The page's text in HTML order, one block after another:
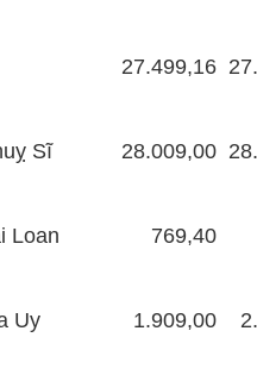
27.499,16
Sĩ 28.009,00
Loan 769,40
Uy 1.909,00